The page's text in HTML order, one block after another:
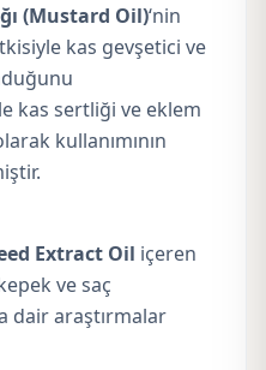
(Mustard Oil)‘nin
kas gevşetici ve
kas sertliği ve eklem
kullanımının
Extract Oil içeren
ve saç
dair araştırmalar